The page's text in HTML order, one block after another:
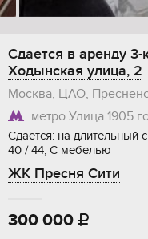
Сдается в аренду
Ходынская улица, 2
Москва, ЦАО,
метро Улица 1905
Сдается: на
40 / 44, С мебелью
ЖК Пресня Сити
300 000 